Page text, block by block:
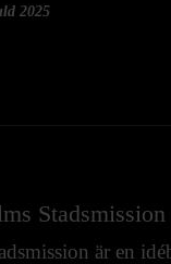
2025
Stadsmission
är en